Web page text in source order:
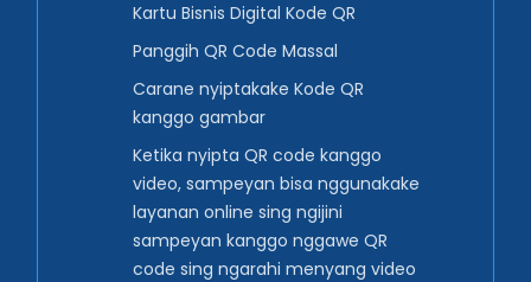
Kartu Bisnis Digital Kode QR
Panggih QR Code Massal
Carane nyiptakake Kode QR
kanggo gambar
Ketika nyipta QR code kanggo
video, sampeyan bisa nggunakake
layanan online sing ngijini
sampeyan kanggo nggawe QR
code sing ngarahi menyang video